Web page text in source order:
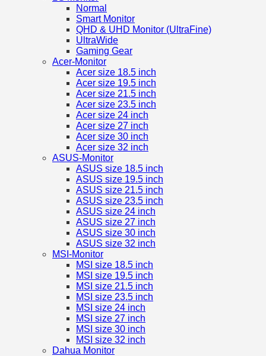
Normal
Smart Monitor
QHD & UHD Monitor (UltraFine)
UltraWide
Gaming Gear
Acer-Monitor
Acer size 18.5 inch
Acer size 19.5 inch
Acer size 21.5 inch
Acer size 23.5 inch
Acer size 24 inch
Acer size 27 inch
Acer size 30 inch
Acer size 32 inch
ASUS-Monitor
ASUS size 18.5 inch
ASUS size 19.5 inch
ASUS size 21.5 inch
ASUS size 23.5 inch
ASUS size 24 inch
ASUS size 27 inch
ASUS size 30 inch
ASUS size 32 inch
MSI-Monitor
MSI size 18.5 inch
MSI size 19.5 inch
MSI size 21.5 inch
MSI size 23.5 inch
MSI size 24 inch
MSI size 27 inch
MSI size 30 inch
MSI size 32 inch
Dahua Monitor